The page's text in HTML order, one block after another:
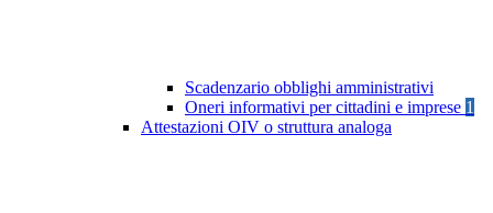
Scadenzario obblighi amministrativi
Oneri informativi per cittadini e imprese 1
Attestazioni OIV o struttura analoga